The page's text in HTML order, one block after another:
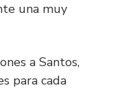
una muy
a Santos,
para cada